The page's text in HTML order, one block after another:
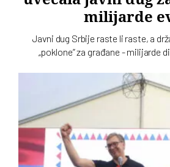
milijarde
Javni dug Srbije raste li raste, a
„poklone” za građane - milijarde